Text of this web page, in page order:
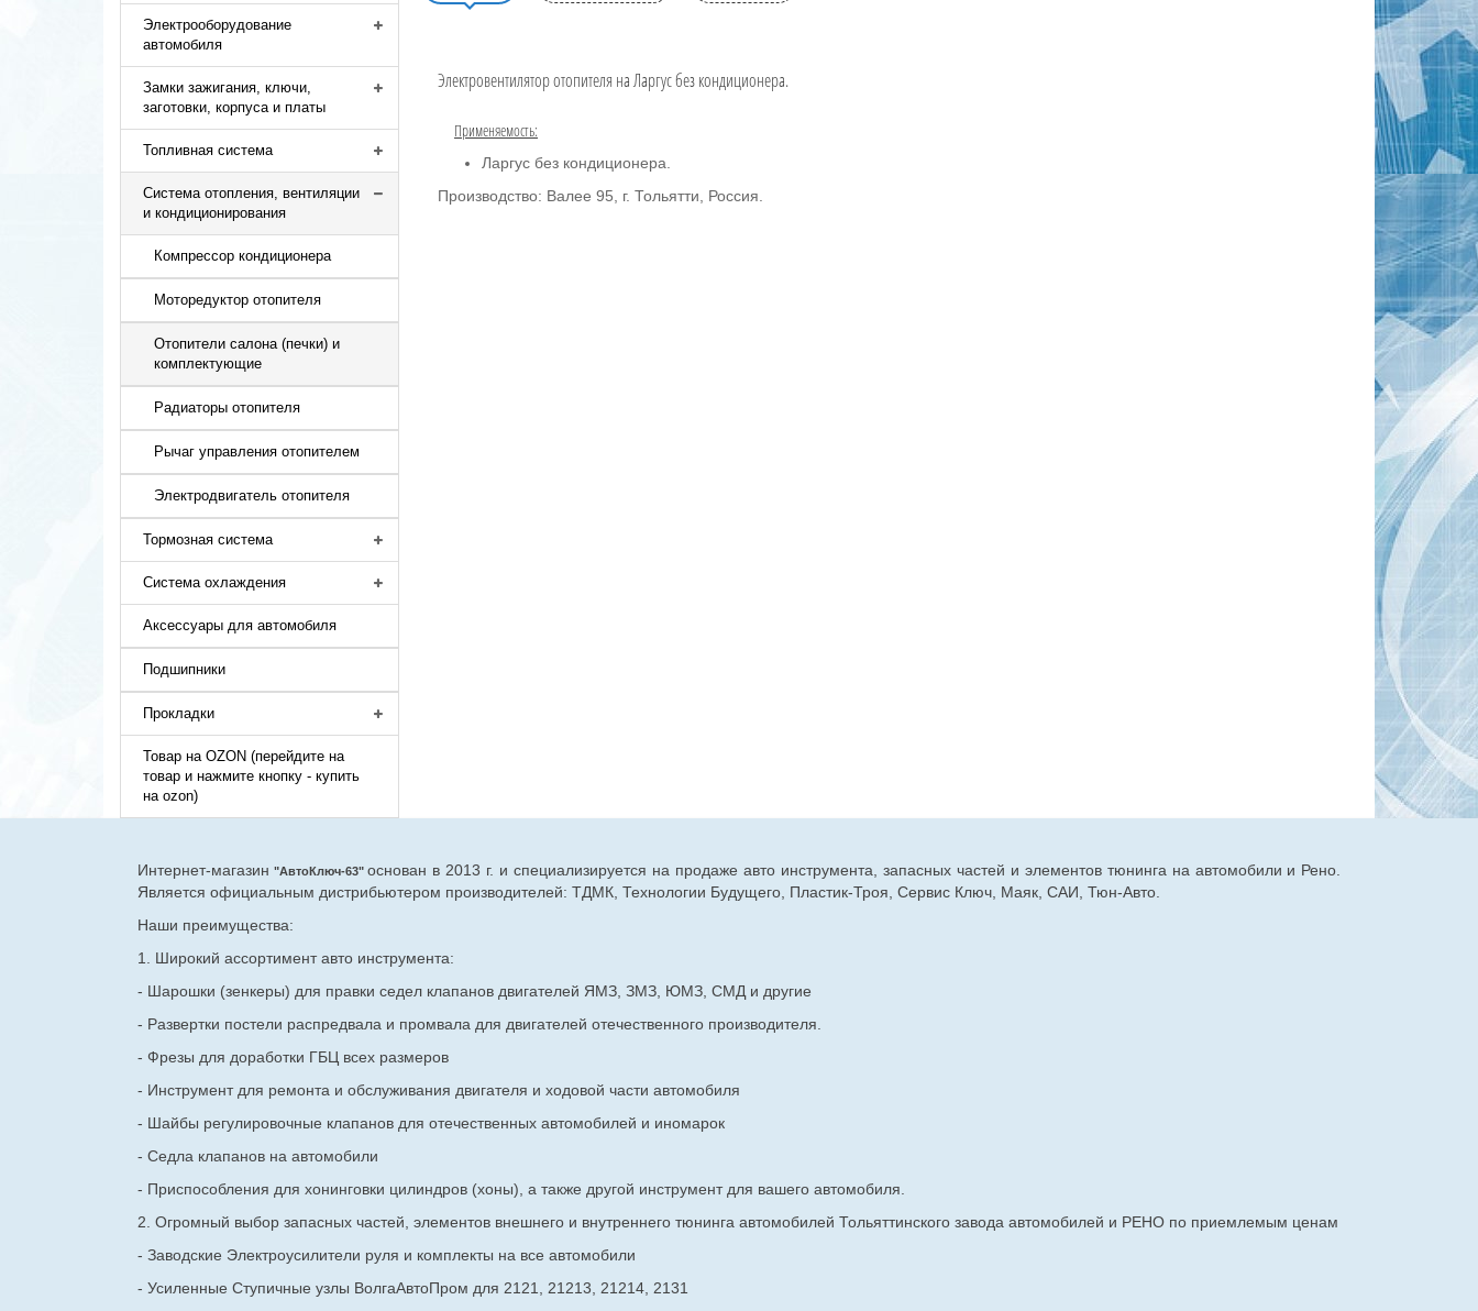
Электрооборудование
автомобиля
Замки зажигания, ключи,
заготовки, корпуса и платы
Топливная система
Система отопления, вентиляции
и кондиционирования
Компрессор кондиционера
Моторедуктор отопителя
Отопители салона (печки) и
комплектующие
Радиаторы отопителя
Рычаг управления отопителем
Электродвигатель отопителя
Тормозная система
Система охлаждения
Аксессуары для автомобиля
Подшипники
Прокладки
Товар на OZON (перейдите на
товар и нажмите кнопку - купить
на ozon)
Электровентилятор отопителя на Ларгус без кондиционера.
Применяемость:
Ларгус без кондиционера.
Производство: Валее 95, г. Тольятти, Россия.
Интернет-магазин "АвтоКлюч-63"основан в 2013 г. и специализируется на продаже авто инструмента, запасных частей и элементов тюнинга на автомобили и Рено.
Является официальным дистрибьютером производителей: ТДМК, Технологии Будущего, Пластик-Троя, Сервис Ключ, Маяк, САИ, Тюн-Авто.
Наши преимущества:
1. Широкий ассортимент авто инструмента:
- Шарошки (зенкеры) для правки седел клапанов двигателей ЯМЗ, ЗМЗ, ЮМЗ, СМД и другие
- Развертки постели распредвала и промвала для двигателей отечественного производителя.
- Фрезы для доработки ГБЦ всех размеров
- Инструмент для ремонта и обслуживания двигателя и ходовой части автомобиля
- Шайбы регулировочные клапанов для отечественныхавтомобилей и иномарок
- Седла клапанов на автомобили
- Приспособления для хонинговки цилиндров (хоны), а также другой инструмент для вашего автомобиля.
2. Огромный выбор запасных частей, элементов внешнего и внутреннего тюнинга автомобилей Тольяттинского завода автомобилей и РЕНО по приемлемым ценам
- Заводские Электроусилители руля и комплекты на все автомобили
- Усиленные Ступичные узлы ВолгаАвтоПром для 2121, 21213, 21214, 2131